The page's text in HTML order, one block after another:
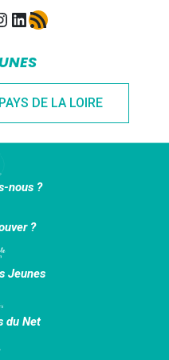
LinkedIn
Flux RSS
DE LA LOIRE
nous ?
?
Jeunes
du Net